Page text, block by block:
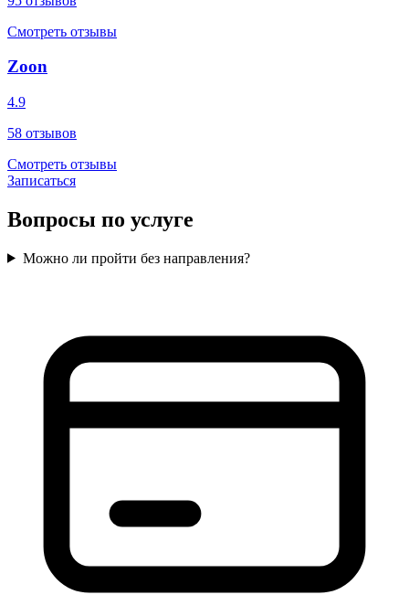
Смотреть отзывы
Zoon
4.9
58 отзывов
Смотреть отзывы
Записаться
Вопросы по услуге
Можно ли пройти без направления?